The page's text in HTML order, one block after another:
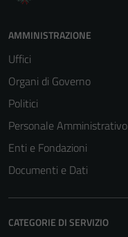
AMMINISTRAZIONE
Uffici
Organi di Governo
Politici
Personale Amministrativo
Enti e Fondazioni
Documenti e Dati
CATEGORIE DI SERVIZIO